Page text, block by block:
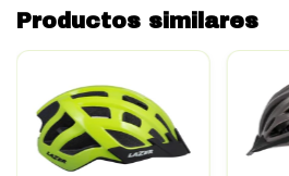
Productos similares